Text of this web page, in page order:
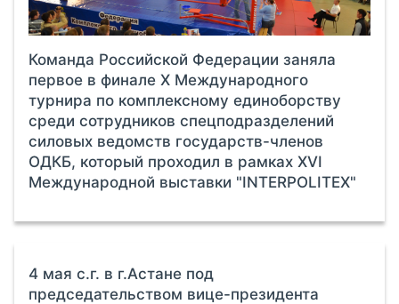
Команда Российской Федерации заняла
первое в финале X Международного
турнира по комплексному единоборству
среди сотрудников спецподразделений
силовых ведомств государств-членов
ОДКБ, который проходил в рамках XVI
Международной выставки "INTERPOLITEX"
4 мая с.г. в г.Астане под
председательством вице-президента